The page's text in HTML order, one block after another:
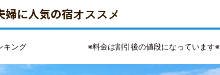
婦に人気の宿オススメ
ランキング ※料金は割引後の値段になっています※